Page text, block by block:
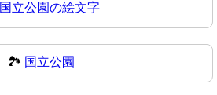
国立公園の絵文字
🏞 国立公園